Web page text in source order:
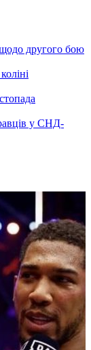
другого бою
у СНД-